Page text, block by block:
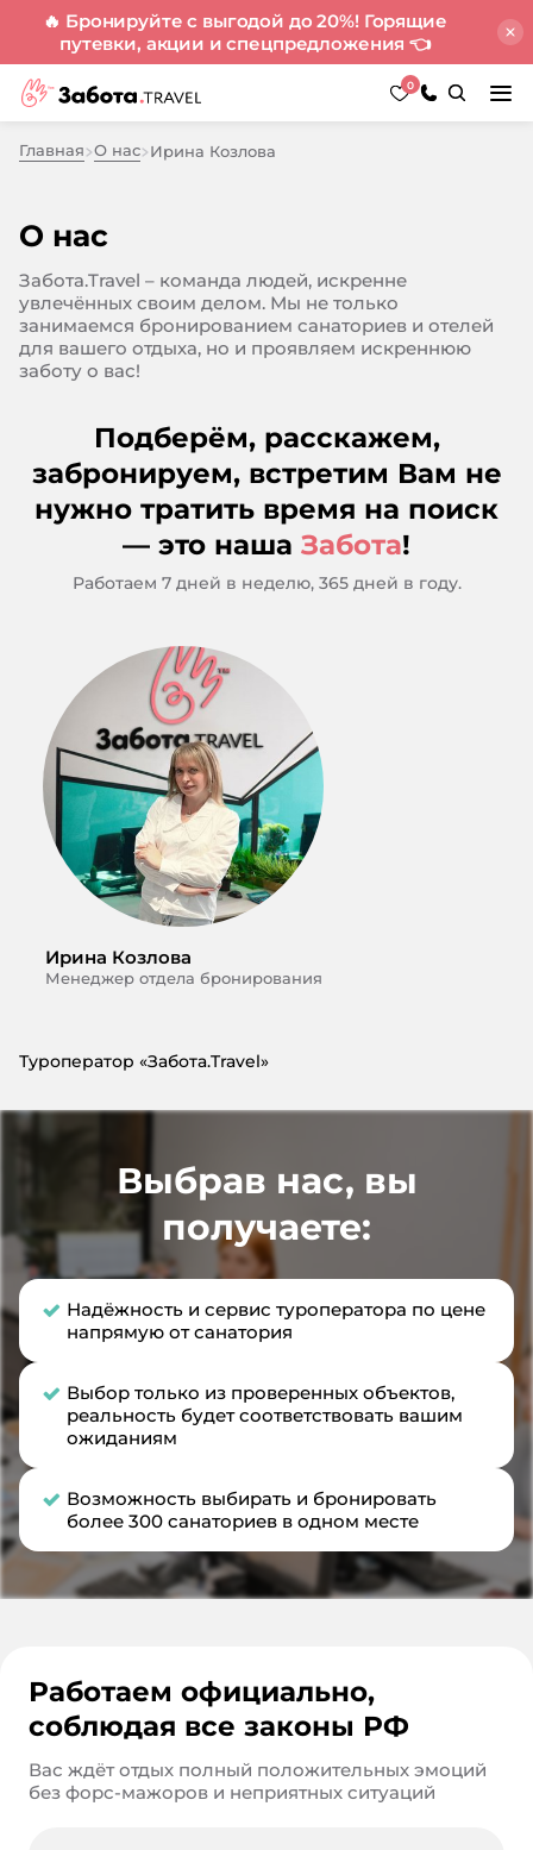
🔥 Бронируйте с выгодой до 20%! Горящие
путевки, акции и спецпредложения 👈
0
Главная О нас Ирина Козлова
О нас
Забота.Travel – команда людей, искренне
увлечённых своим делом. Мы не только
занимаемся бронированием санаториев и отелей
для вашего отдыха, но и проявляем искреннюю
заботу о вас!
Подберём, расскажем,
забронируем, встретим Вам не
нужно тратить время на поиск
— это наша Забота!
Работаем 7 дней в неделю, 365 дней в году.
Ирина Козлова
Менеджер отдела бронирования
Туроператор «Забота.Travel»
Выбрав нас, вы
получаете:
Надёжность и сервис туроператора по цене
напрямую от санатория
Выбор только из проверенных объектов,
реальность будет соответствовать вашим
ожиданиям
Возможность выбирать и бронировать
более 300 санаториев в одном месте
Работаем официально,
соблюдая все законы РФ
Вас ждёт отдых полный положительных эмоций
без форс-мажоров и неприятных ситуаций